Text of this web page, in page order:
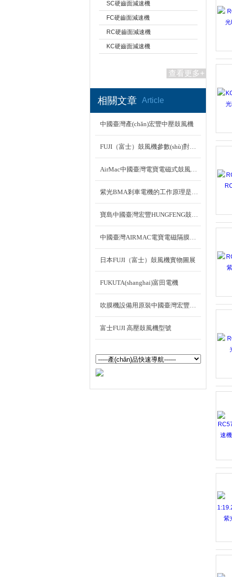
上海市梁瑾機電設備有限公司
大系列-硬齒面減速機
SC硬齒面減速機
FC硬齒面減速機
RC硬齒面減速機
KC硬齒面減速機
查看更多+
相關文章 Article
中國臺灣產(chǎn)宏豐中壓鼓風機
FUJI（富士）鼓風機參數(shù)對照表?
AirMac中國臺灣電寶電磁式鼓風機DT60
紫光BMA剎車電機的工作原理是什么？
寶島中國臺灣宏豐HUNGFENG鼓風機資料
中國臺灣AIRMAC電寶電磁隔膜曝氣風機的使用注意事項
日本FUJI（富士）鼓風機實物圖展
FUKUTA(shanghai)富田電機
吹膜機設備用原裝中國臺灣宏豐鼓風機LK-803
富士FUJI 高壓鼓風機型號